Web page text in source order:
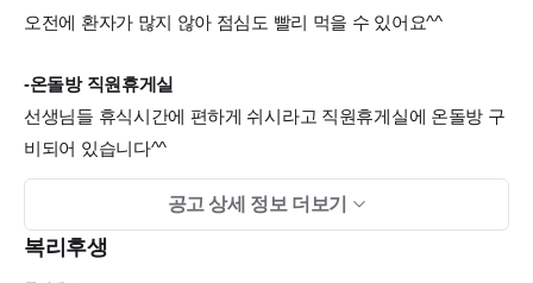
오전에 환자가 많지 않아 점심도 빨리 먹을 수 있어요^^
-온돌방 직원휴게실
선생님들 휴식시간에 편하게 쉬시라고 직원휴게실에 온돌방 구
비되어 있습니다^^
-직원휴게실에 커피머신, 제빙기 구비
공고 상세 정보 더보기
복리후생